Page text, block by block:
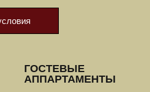
ГОСТЕВЫЕ
АППАРТАМЕНТЫ